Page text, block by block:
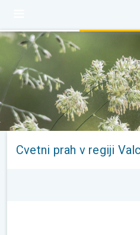
Cvetni prah v regiji